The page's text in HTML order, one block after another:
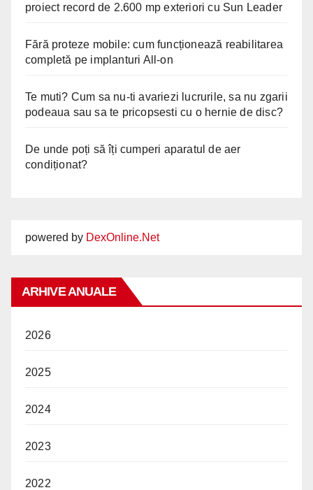
proiect record de 2.600 mp exteriori cu Sun Leader
Fără proteze mobile: cum funcționează reabilitarea
completă pe implanturi All-on
Te muti? Cum sa nu-ti avariezi lucrurile, sa nu zgarii
podeaua sau sa te pricopsesti cu o hernie de disc?
De unde poți să îți cumperi aparatul de aer
condiționat?
powered by DexOnline.Net
ARHIVE ANUALE
2026
2025
2024
2023
2022